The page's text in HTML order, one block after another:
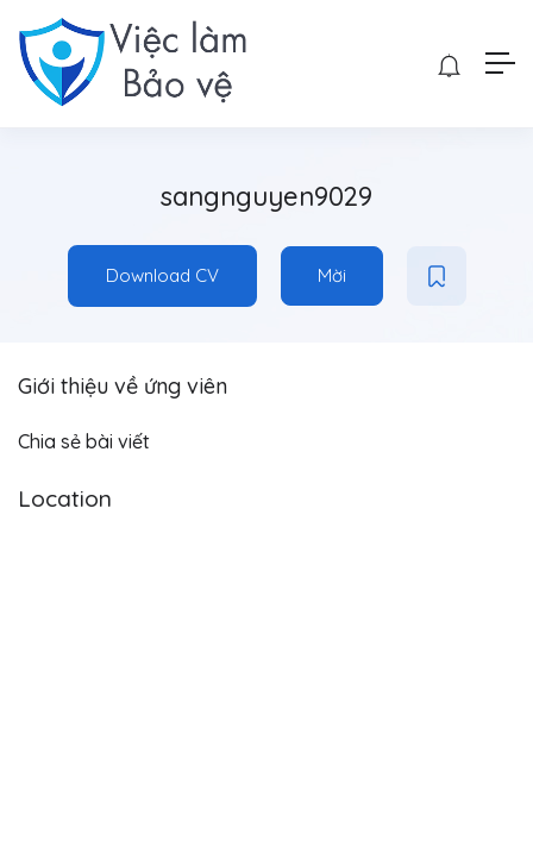
sangnguyen9029
Download CV Mời
Giới thiệu về ứng viên
Chia sẻ bài viết
Location